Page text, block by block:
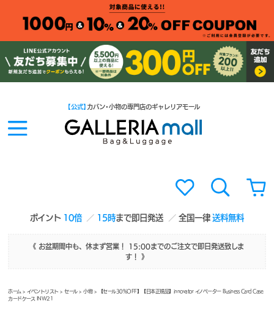
ポイント 10倍 15時まで即日発送 全国一律送料無料
【公式】 カバン・小物の専門店のギャレリアモール
《 お盆期間中も、休まず営業！ 15:00までのご注文で即日発送致しま
す！ 》
ホーム >イベントリスト >セール>小物 > 【セール30%OFF】【日本正規品】innovator イノベーター Business Card Case
カードケース INW21